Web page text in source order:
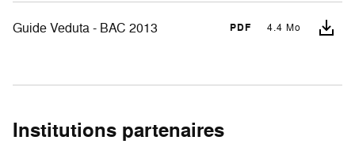
Guide Veduta - BAC 2013 PDF 4.4 Mo
Institutions partenaires